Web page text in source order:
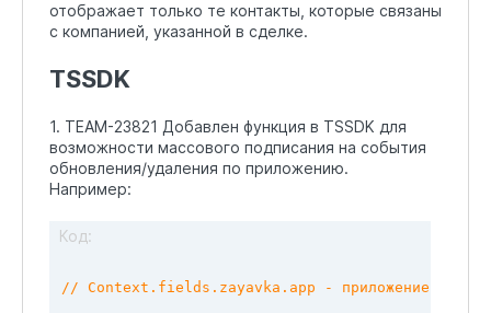
отображает только те контакты, которые связаны
с компанией, указанной в сделке.
TSSDK
1. TEAM-23821 Добавлен функция в TSSDK для
возможности массового подписания на события
обновления/удаления по приложению.
Например:
Код:
// Context.fields.zayavka.app - приложение из